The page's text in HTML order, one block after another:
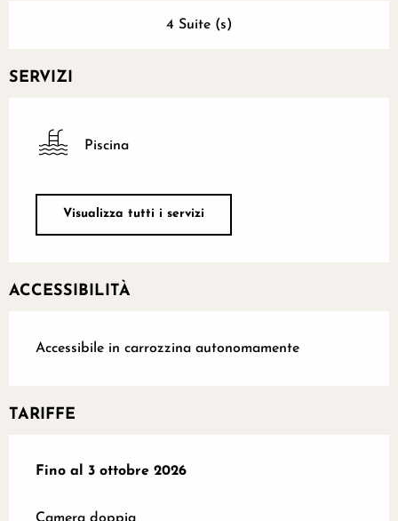
4 Suite (s)
SERVIZI
Piscina
Visualizza tutti i servizi
ACCESSIBILITÀ
Accessibile in carrozzina autonomamente
TARIFFE
Dal13 maggio 2026al
Fino al 3 ottobre 2026
Camera doppia